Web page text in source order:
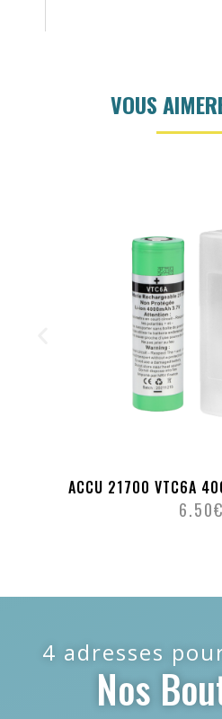
VOUS
ACCU 21700 VTC6A
6.50€
4 adresses
Nos